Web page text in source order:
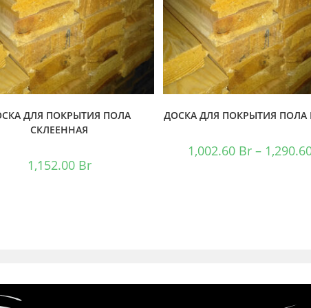
ДЛЯ ПОКРЫТИЯ ПОЛА
СКЛЕЕННАЯ
1,152.00 Br
ДОСКА ДЛЯ ПОКРЫТИЯ ПОЛА
1,002.60 Br –